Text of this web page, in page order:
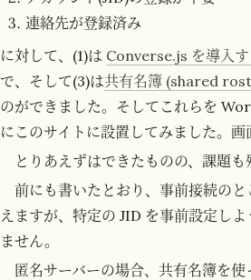
連絡先が登録済み
に対して、(1)は Converse.js を導入す
で、そして(3)は共有名簿 (shared
のができました。そしてこれらを
にこのサイトに設置してみました。
とりあえずはできたものの、課題も
前にも書いたとおり、事前接続の
えますが、特定の JID を事前設定し
ません。
匿名サーバーの場合、共有名簿を